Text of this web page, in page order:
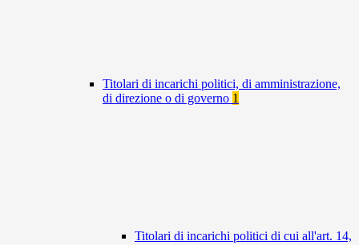
Titolari di incarichi politici, di amministrazione,
di direzione o di governo 1
Titolari di incarichi politici di cui all'art. 14,